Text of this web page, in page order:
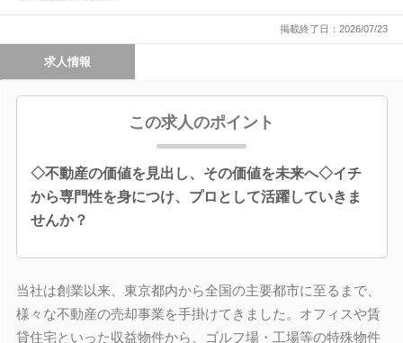
掲載終了日：2026/07/23
求人情報
この求人のポイント
◇不動産の価値を見出し、その価値を未来へ◇イチ
から専門性を身につけ、プロとして活躍していきま
せんか？
当社は創業以来、東京都内から全国の主要都市に至るまで、
様々な不動産の売却事業を手掛けてきました。オフィスや賃
貸住宅といった収益物件から、ゴルフ場・工場等の特殊物件